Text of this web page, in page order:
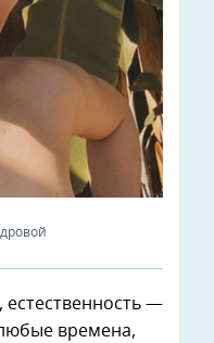
естественность —
времена,